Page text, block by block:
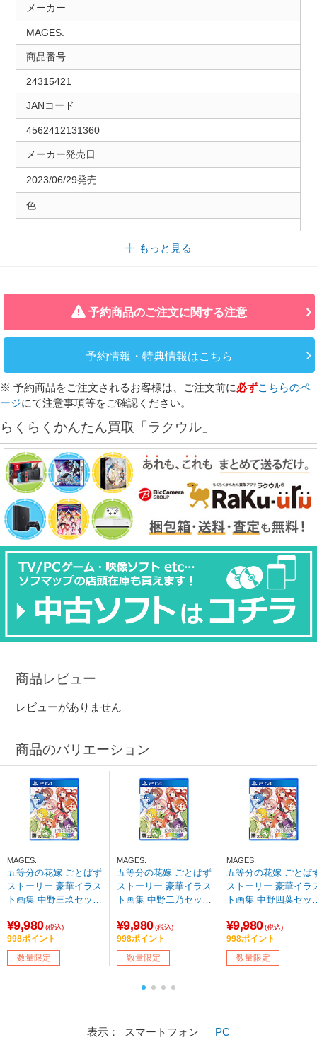
メーカー
MAGES.
商品番号
24315421
JANコード
4562412131360
メーカー発売日
2023/06/29発売
色
もっと見る
予約商品のご注文に関する注意
予約情報・特典情報はこちら
※ 予約商品をご注文されるお客様は、ご注文前に必ずこちらのペ
ージにて注意事項等をご確認ください。
らくらくかんたん買取「ラクウル」
商品レビュー
レビューがありません
商品のバリエーション
MAGES.
五等分の花嫁 ごとぱず
ストーリー 豪華イラス
ト画集 中野三玖セット
【sof001】
¥9,980 (税込)
998ポイント
数量限定
MAGES.
五等分の花嫁 ごとぱず
ストーリー 豪華イラス
ト画集 中野二乃セット
【sof001】
¥9,980 (税込)
998ポイント
数量限定
MAGES.
五等分の花嫁 ごとぱ
ストーリー 豪華イラ
ト画集 中野四葉セッ
【sof001】
¥9,980 (税込)
998ポイント
数量限定
表示： スマートフォン ｜ PC